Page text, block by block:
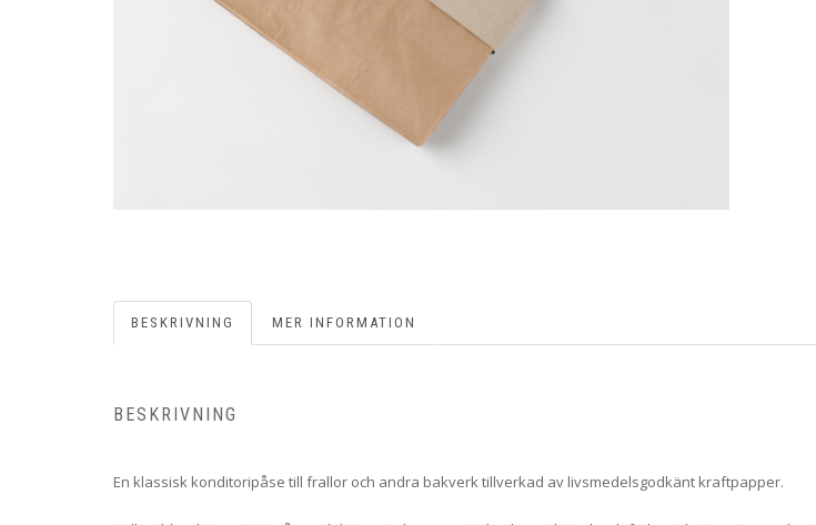
BESKRIVNING MER INFORMATION
BESKRIVNING
En klassisk konditoripåse till frallor och andra bakverk tillverkad av livsmedelsgodkänt kraftpapper.